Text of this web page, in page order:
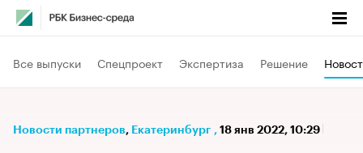
Все выпуски Спецпроект Экспертиза Решение
Новости партнеров⁠, Екатеринбург , 18 янв 2022, 10:29